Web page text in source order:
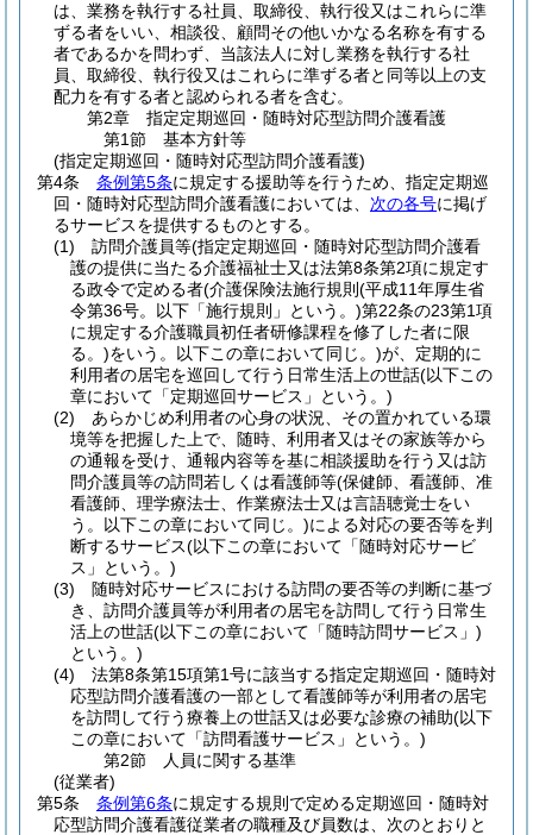
は、業務を執行する社員、取締役、執行役又はこれらに準
ずる者をいい、相談役、顧問その他いかなる名称を有する
者であるかを問わず、当該法人に対し業務を執行する社
員、取締役、執行役又はこれらに準ずる者と同等以上の支
配力を有する者と認められる者を含む。
第2章
指定定期巡回・随時対応型訪問介護看護
第1節
基本方針等
(指定定期巡回・随時対応型訪問介護看護)
第4条
条例第5条に規定する援助等を行うため、指定定期巡
回・随時対応型訪問介護看護においては、 次の各号に掲げ
るサービスを提供するものとする。
(1)
訪問介護員等(指定定期巡回・随時対応型訪問介護看
護の提供に当たる介護福祉士又は法第8条第2項に規定す
る政令で定める者(介護保険法施行規則 (平成11年厚生省
令第36号。以下「施行規則」という。)第22条の23第1項
に規定する介護職員初任者研修課程を修了した者に限
る。)をいう。以下この章において同じ。)が、定期的に
利用者の居宅を巡回して行う日常生活上の世話(以下この
章において「定期巡回サービス」という。)
(2)
あらかじめ利用者の心身の状況、その置かれている環
境等を把握した上で、随時、利用者又はその家族等から
の通報を受け、通報内容等を基に相談援助を行う又は訪
問介護員等の訪問若しくは看護師等(保健師、看護師、准
看護師、理学療法士、作業療法士又は言語聴覚士をい
う。以下この章において同じ。)による対応の要否等を判
断するサービス(以下この章において「随時対応サービ
ス」という。)
(3)
随時対応サービスにおける訪問の要否等の判断に基づ
き、訪問介護員等が利用者の居宅を訪問して行う日常生
活上の世話(以下この章において「随時訪問サービス」)
という。)
(4)
法第8条第15項第1号に該当する指定定期巡回・随時対
応型訪問介護看護の一部として看護師等が利用者の居宅
を訪問して行う療養上の世話又は必要な診療の補助(以下
この章において「訪問看護サービス」という。)
第2節
人員に関する基準
(従業者)
第5条
条例第6条に規定する規則で定める定期巡回・随時対
応型訪問介護看護従業者の職種及び員数は、次のとおりと